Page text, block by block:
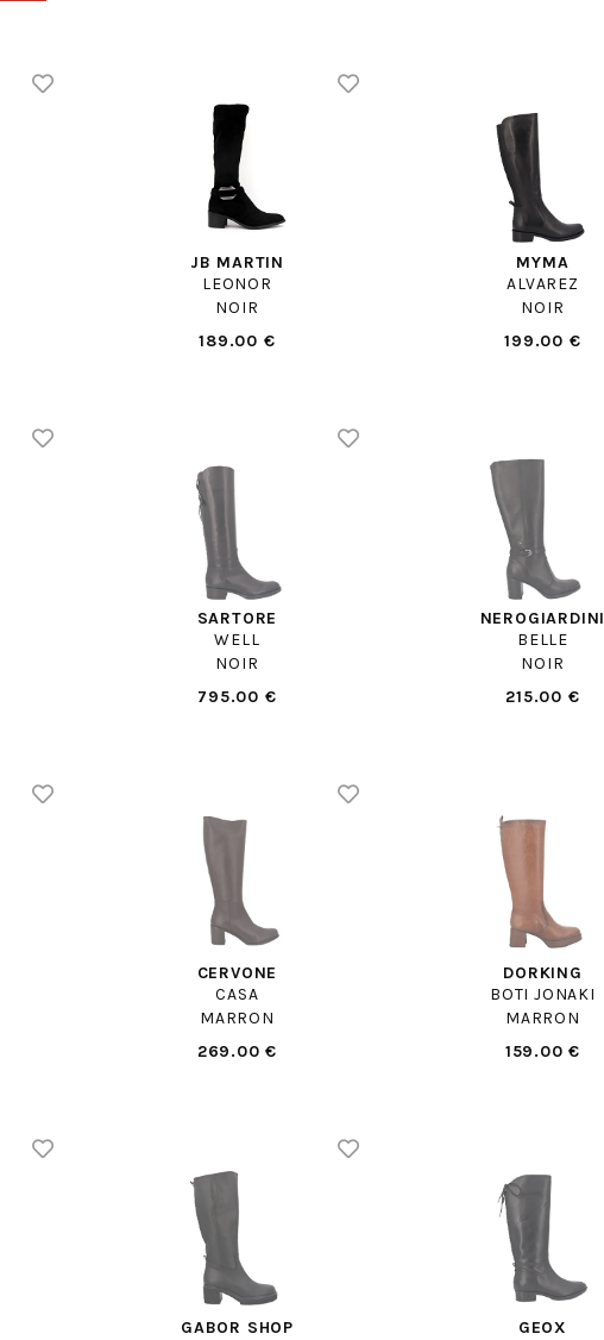
JB MARTIN
LEONOR
NOIR
189.00 €
MYMA
ALVAREZ
NOIR
199.00 €
SARTORE
WELL
NOIR
795.00 €
NEROGIARDINI
BELLE
NOIR
215.00 €
CERVONE
CASA
MARRON
269.00 €
DORKING
BOTI JONAKI
MARRON
159.00 €
GABOR SHOP
GEOX